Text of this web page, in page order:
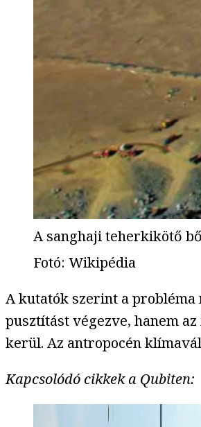
A sanghaji teherkikötő
Fotó: Wikipédia
A kutatók szerint a
pusztítást végezve, hanem
kerül. Az antropocén
Kapcsolódó cikkek a Qubiten: